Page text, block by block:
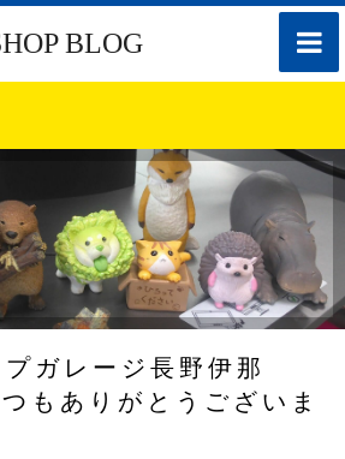
toggle
BLOG
プガレージ長野伊那
ありがとうございま